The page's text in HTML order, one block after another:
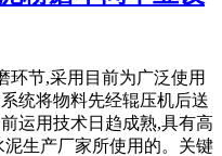
环节,采用目前为广泛使用
统将物料先经辊压机后送
运用技术日趋成熟,具有高
生产厂家所使用的。关键